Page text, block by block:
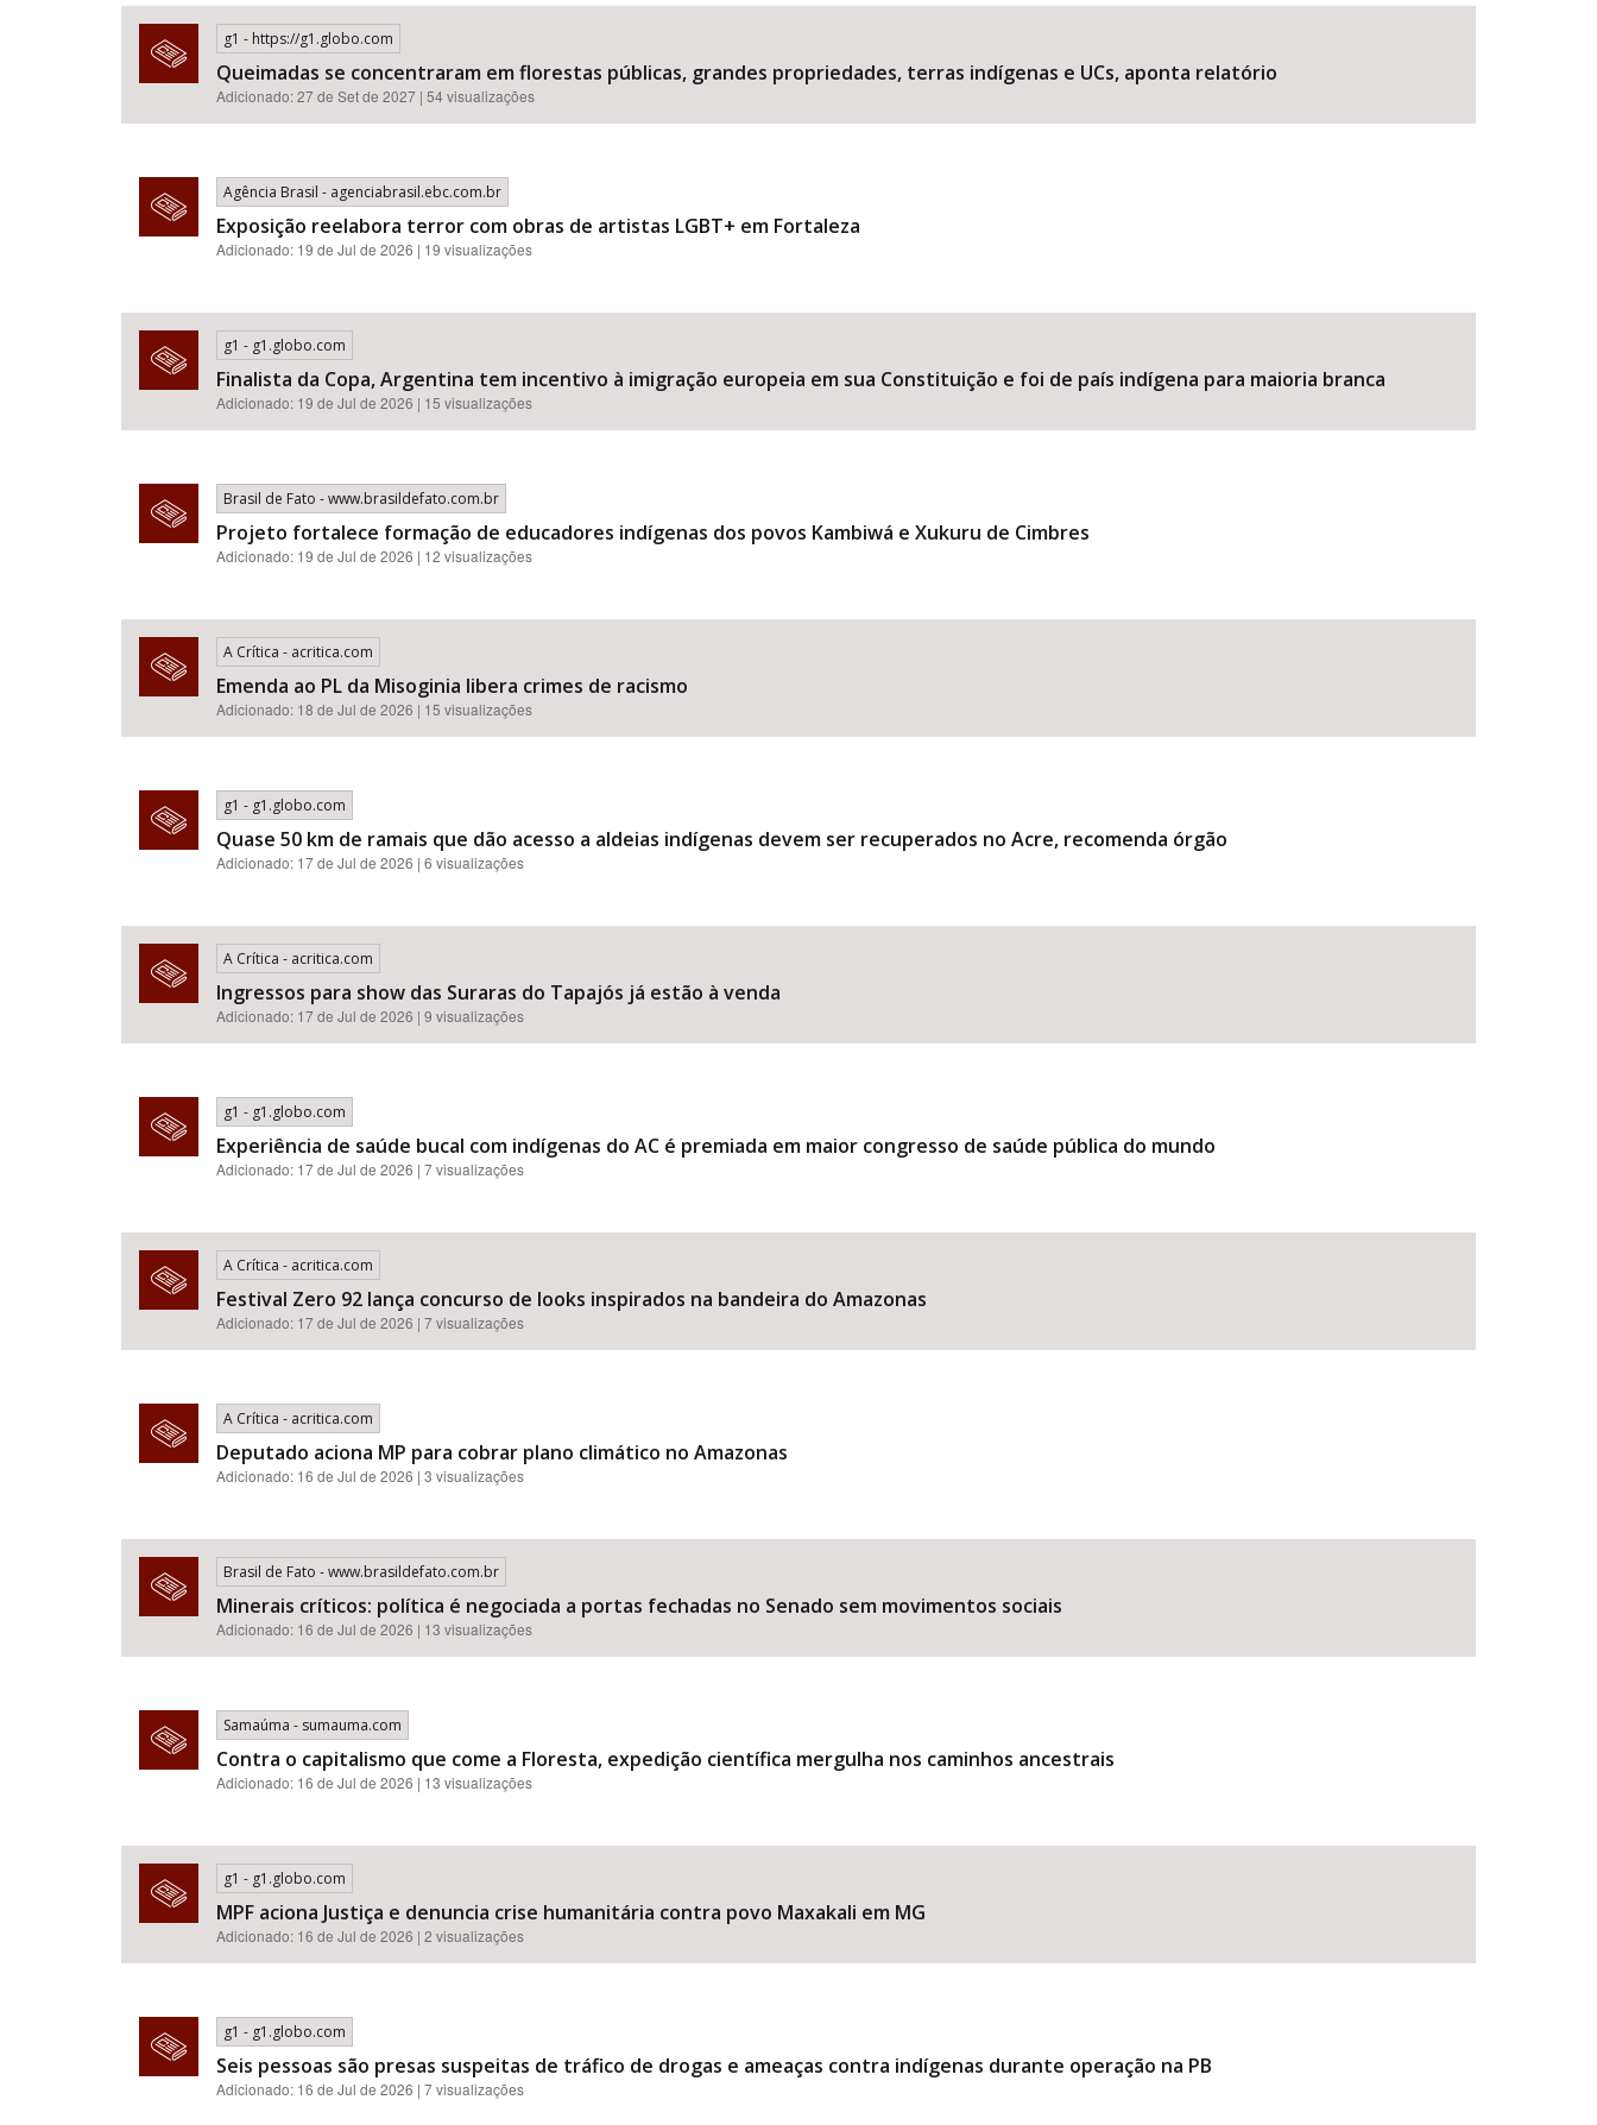
g1 - https://g1.globo.com
Queimadas se concentraram em florestas públicas, grandes propriedades, terras indígenas e UCs, aponta relatório
Adicionado: 27 de Set de 2027 | 54 visualizações
Agência Brasil - agenciabrasil.ebc.com.br
Exposição reelabora terror com obras de artistas LGBT+ em Fortaleza
Adicionado: 19 de Jul de 2026 | 19 visualizações
g1 - g1.globo.com
Finalista da Copa, Argentina tem incentivo à imigração europeia em sua Constituição e foi de país indígena para maioria branca
Adicionado: 19 de Jul de 2026 | 15 visualizações
Brasil de Fato - www.brasildefato.com.br
Projeto fortalece formação de educadores indígenas dos povos Kambiwá e Xukuru de Cimbres
Adicionado: 19 de Jul de 2026 | 12 visualizações
A Crítica - acritica.com
Emenda ao PL da Misoginia libera crimes de racismo​​​​​​​​​​​​​​​​​​​​​​​​​​​​​​​​​​​​​​​​​​
Adicionado: 18 de Jul de 2026 | 15 visualizações
g1 - g1.globo.com
Quase 50 km de ramais que dão acesso a aldeias indígenas devem ser recuperados no Acre, recomenda órgão
Adicionado: 17 de Jul de 2026 | 6 visualizações
A Crítica - acritica.com
Ingressos para show das Suraras do Tapajós já estão à venda
Adicionado: 17 de Jul de 2026 | 9 visualizações
g1 - g1.globo.com
Experiência de saúde bucal com indígenas do AC é premiada em maior congresso de saúde pública do mundo
Adicionado: 17 de Jul de 2026 | 7 visualizações
A Crítica - acritica.com
Festival Zero 92 lança concurso de looks inspirados na bandeira do Amazonas
Adicionado: 17 de Jul de 2026 | 7 visualizações
A Crítica - acritica.com
Deputado aciona MP para cobrar plano climático no Amazonas
Adicionado: 16 de Jul de 2026 | 3 visualizações
Brasil de Fato - www.brasildefato.com.br
Minerais críticos: política é negociada a portas fechadas no Senado sem movimentos sociais
Adicionado: 16 de Jul de 2026 | 13 visualizações
Samaúma - sumauma.com
Contra o capitalismo que come a Floresta, expedição científica mergulha nos caminhos ancestrais
Adicionado: 16 de Jul de 2026 | 13 visualizações
g1 - g1.globo.com
MPF aciona Justiça e denuncia crise humanitária contra povo Maxakali em MG
Adicionado: 16 de Jul de 2026 | 2 visualizações
g1 - g1.globo.com
Seis pessoas são presas suspeitas de tráfico de drogas e ameaças contra indígenas durante operação na PB
Adicionado: 16 de Jul de 2026 | 7 visualizações